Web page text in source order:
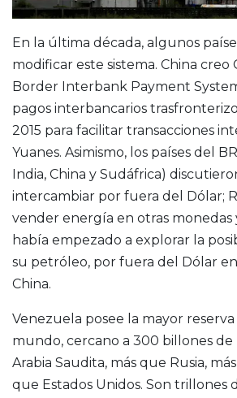
En la última década, algunos
modificar este sistema. China creo
Border Interbank Payment
pagos interbancarios
2015 para facilitar transacciones
Yuanes. Asimismo, los países del
India, China y Sudáfrica)
intercambiar por fuera del Dólar;
vender energía en otras monedas
había empezado a explorar la
su petróleo, por fuera del Dólar
China.
Venezuela posee la mayor
mundo, cercano a 300 billones de
Arabia Saudita, más que Rusia,
que Estados Unidos. Son trillones